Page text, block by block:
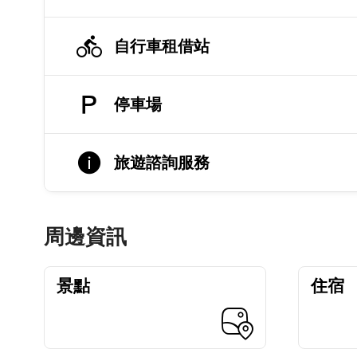
自行車租借站
停車場
旅遊諮詢服務
周邊資訊
景點 住宿